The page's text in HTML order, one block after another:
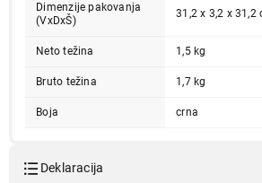
Dimenzije pakovanja
(VxDxŠ)
31,2 x 3,2 x 31,2
Neto težina 1,5 kg
Bruto težina 1,7 kg
Boja crna
Deklaracija